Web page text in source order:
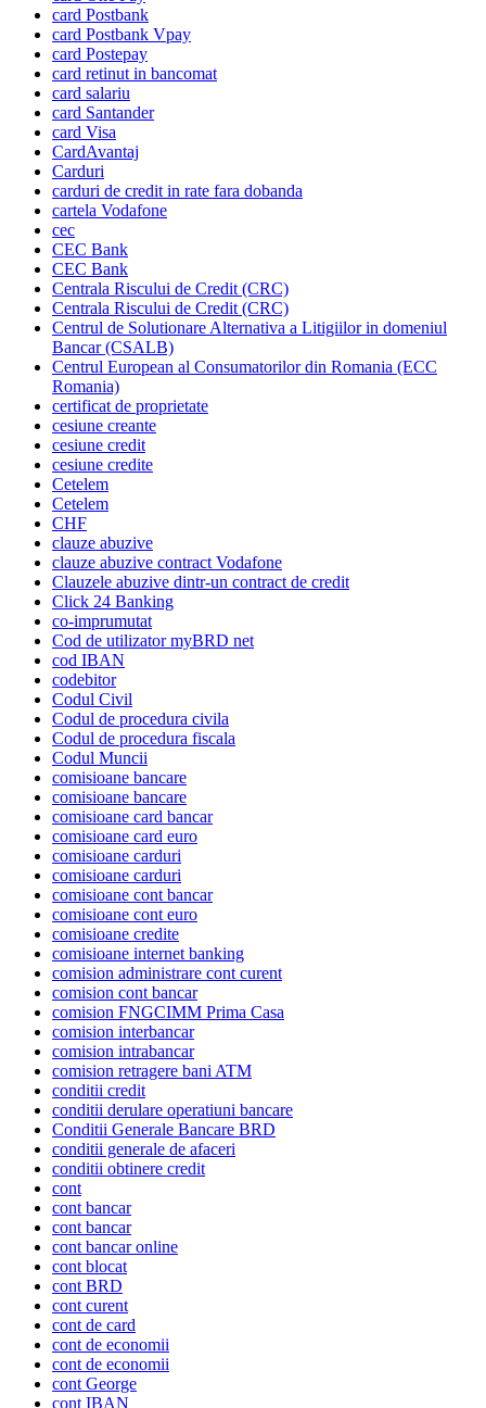
card Postbank
card Postbank Vpay
card Postepay
card retinut in bancomat
card salariu
card Santander
card Visa
CardAvantaj
Carduri
carduri de credit in rate fara dobanda
cartela Vodafone
cec
CEC Bank
CEC Bank
Centrala Riscului de Credit (CRC)
Centrala Riscului de Credit (CRC)
Centrul de Solutionare Alternativa a Litigiilor in domeniul
Bancar (CSALB)
Centrul European al Consumatorilor din Romania (ECC
Romania)
certificat de proprietate
cesiune creante
cesiune credit
cesiune credite
Cetelem
Cetelem
CHF
clauze abuzive
clauze abuzive contract Vodafone
Clauzele abuzive dintr-un contract de credit
Click 24 Banking
co-imprumutat
Cod de utilizator myBRD net
cod IBAN
codebitor
Codul Civil
Codul de procedura civila
Codul de procedura fiscala
Codul Muncii
comisioane bancare
comisioane bancare
comisioane card bancar
comisioane card euro
comisioane carduri
comisioane carduri
comisioane cont bancar
comisioane cont euro
comisioane credite
comisioane internet banking
comision administrare cont curent
comision cont bancar
comision FNGCIMM Prima Casa
comision interbancar
comision intrabancar
comision retragere bani ATM
conditii credit
conditii derulare operatiuni bancare
Conditii Generale Bancare BRD
conditii generale de afaceri
conditii obtinere credit
cont
cont bancar
cont bancar
cont bancar online
cont blocat
cont BRD
cont curent
cont de card
cont de economii
cont de economii
cont George
cont IBAN